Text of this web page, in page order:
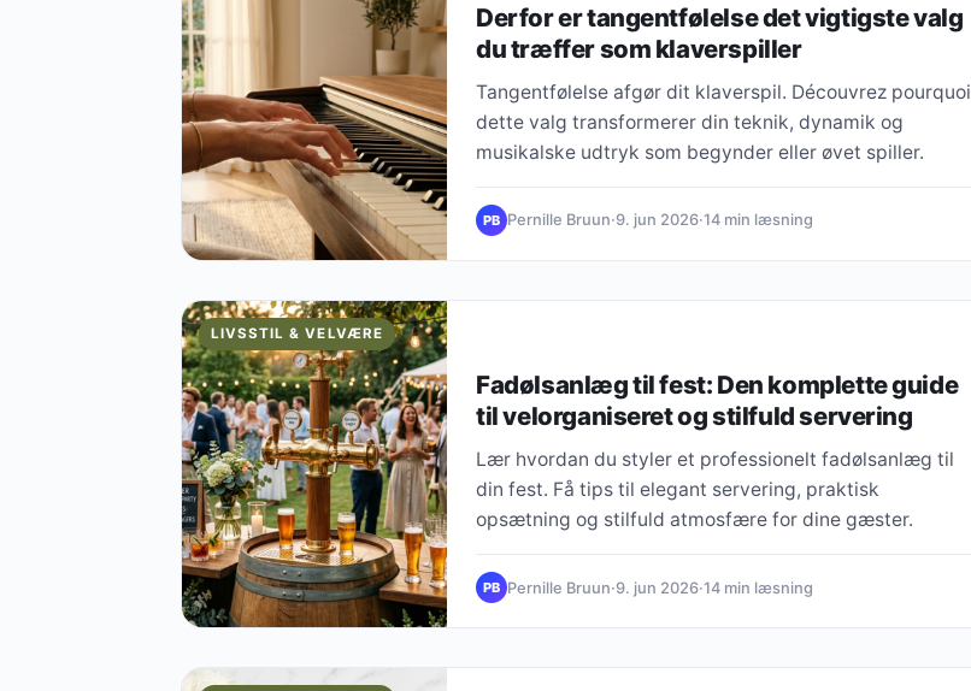
Derfor er tangentfølelse det vigtigste valg
du træffer som klaverspiller
Tangentfølelse afgør dit klaverspil. Découvrez pourquoi
dette valg transformerer din teknik, dynamik og
musikalske udtryk som begynder eller øvet spiller.
PB Pernille Bruun·9. jun 2026·14 min læsning
LIVSSTIL & VELVÆRE
Fadølsanlæg til fest: Den komplette guide
til velorganiseret og stilfuld servering
Lær hvordan du styler et professionelt fadølsanlæg til
din fest. Få tips til elegant servering, praktisk
opsætning og stilfuld atmosfære for dine gæster.
PB Pernille Bruun·9. jun 2026·14 min læsning